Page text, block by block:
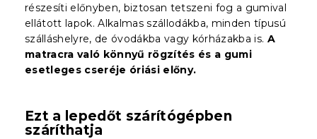
részesíti előnyben, biztosan tetszeni fog a gumival
ellátott lapok. Alkalmas szállodákba, minden típusú
szálláshelyre, de óvodákba vagy kórházakba is. A
matracra való könnyű rögzítés és a gumi
esetleges cseréje óriási előny.
Ezt a lepedőt szárítógépben
száríthatja